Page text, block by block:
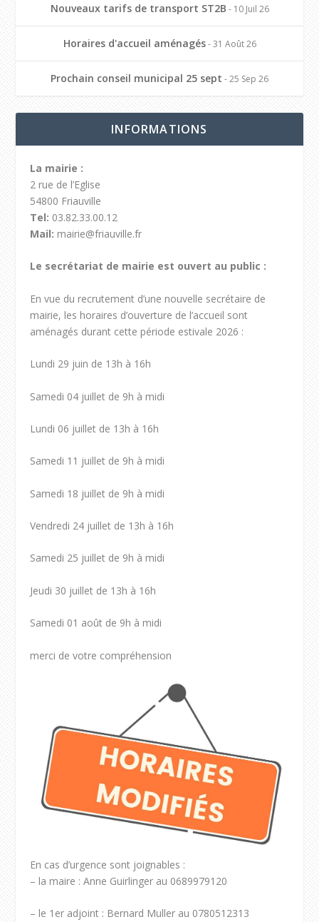
Nouveaux tarifs de transport ST2B - 10 Juil 26
Horaires d'accueil aménagés- 31 Août 26
Prochain conseil municipal 25 sept - 25 Sep 26
INFORMATIONS
La mairie :
2 rue de l’Eglise
54800 Friauville
Tel: 03.82.33.00.12
Mail: mairie@friauville.fr
Le secrétariat de mairie est ouvert au public :
En vue du recrutement d’une nouvelle secrétaire de
mairie, les horaires d’ouverture de l’accueil sont
aménagés durant cette période estivale 2026 :
Lundi 29 juin de 13h à 16h
Samedi 04 juillet de 9h à midi
Lundi 06 juillet de 13h à 16h
Samedi 11 juillet de 9h à midi
Samedi 18 juillet de 9h à midi
Vendredi 24 juillet de 13h à 16h
Samedi 25 juillet de 9h à midi
Jeudi 30 juillet de 13h à 16h
Samedi 01 août de 9h à midi
merci de votre compréhension
En cas d’urgence sont joignables :
– la maire : Anne Guirlinger au 0689979120
– le 1er adjoint : Bernard Muller au 0780512313